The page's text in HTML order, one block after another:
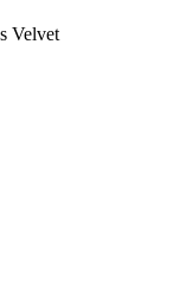
Velvet